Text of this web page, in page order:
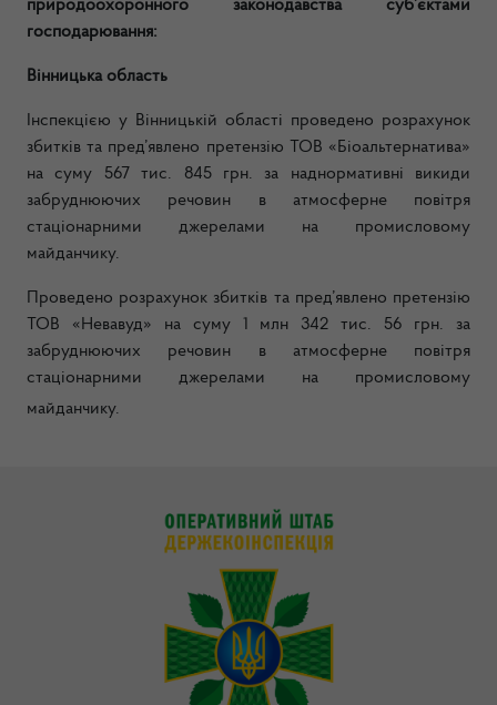
природоохоронного законодавства суб’єктами
господарювання:
Вінницька область
Інспекцією у Вінницькій області проведено розрахунок
збитків та пред’явлено претензію ТОВ «Біоальтернатива»
на суму 567 тис. 845 грн. за наднормативні викиди
забруднюючих речовин в атмосферне повітря
стаціонарними джерелами на промисловому
майданчику.
Проведено розрахунок збитків та пред’явлено претензію
ТОВ «Невавуд» на суму 1 млн 342 тис. 56 грн. за
забруднюючих речовин в атмосферне повітря
стаціонарними джерелами на промисловому
майданчику.